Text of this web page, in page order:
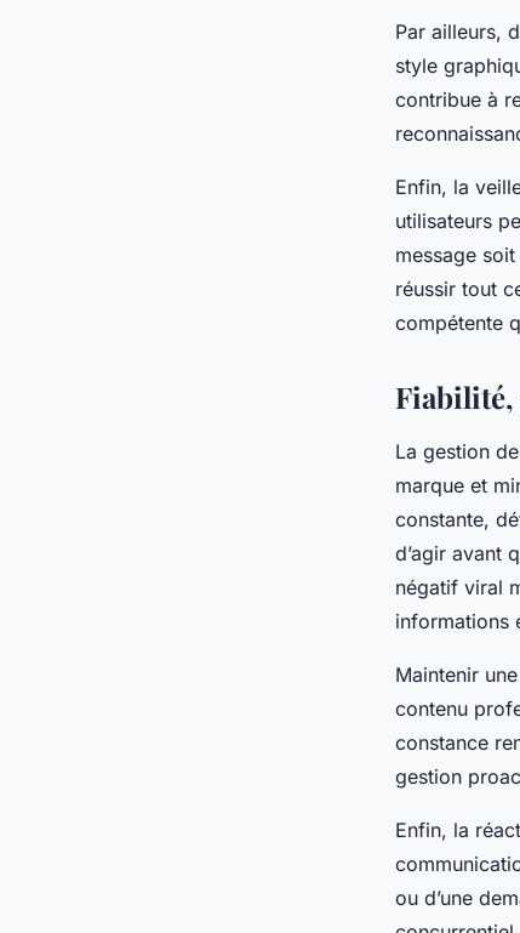
Par ailleurs,
style
contribue à
Enfin, la
utilisateurs
message
réussir tout
compétente
Fiabilité,
La gestion
marque et
constante,
d’agir avant
négatif viral
informations
Maintenir
contenu
constance
gestion
Enfin, la
ou d’une